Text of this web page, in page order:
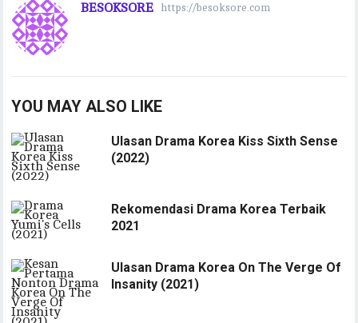
BESOKSORE https://besoksore.com
YOU MAY ALSO LIKE
Ulasan Drama Korea Kiss Sixth Sense
(2022)
Rekomendasi Drama Korea Terbaik
2021
Ulasan Drama Korea On The Verge Of
Insanity (2021)